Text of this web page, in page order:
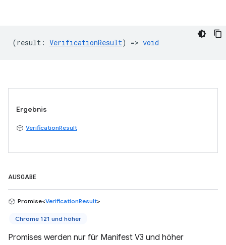
(result : VerificationResult) => void
Ergebnis
VerificationResult
AUSGABE
Promise<VerificationResult>
Chrome 121 und höher
Promises werden nur für Manifest V3 und höher